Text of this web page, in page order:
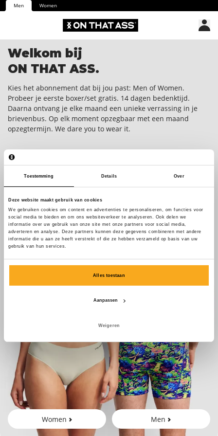
Toestemming Details Over
Deze website maakt gebruik van cookies
We gebruiken cookies om content en advertenties te personaliseren, om functies voor
social media te bieden en om ons websiteverkeer te analyseren. Ook delen we
informatie over uw gebruik van onze site met onze partners voor social media,
adverteren en analyse. Deze partners kunnen deze gegevens combineren met andere
informatie die u aan ze heeft verstrekt of die ze hebben verzameld op basis van uw
gebruik van hun services.
Alles toestaan
Aanpassen
Weigeren
Men Women
Welkom bij
ON THAT ASS.
Kies het abonnement dat bij jou past: Men of Women.
Probeer je eerste boxer/set gratis. 14 dagen bedenktijd.
Daarna ontvang je elke maand een unieke verrassing in je
brievenbus. Op elk moment opzegbaar met een maand
opzegtermijn. We dare you to wear it.
Women Men